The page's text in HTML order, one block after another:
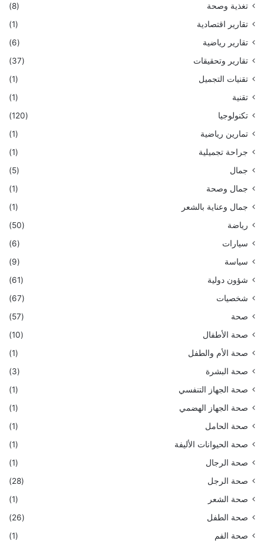
تغذية وصحة
(8)
تقارير اقتصادية
(1)
تقارير رياضية
(6)
تقارير وتحقيقات
(37)
تقنيات التجميل
(1)
تقنية
(1)
تكنولوجيا
(120)
تمارين رياضية
(1)
جراحة تجميلية
(1)
جمال
(5)
جمال وصحة
(1)
جمال وعناية بالشعر
(1)
رياضة
(50)
سيارات
(6)
سياسة
(9)
شؤون دولية
(61)
شخصيات
(67)
صحة
(57)
صحة الأطفال
(10)
صحة الأم والطفل
(1)
صحة البشرة
(3)
صحة الجهاز التنفسي
(1)
صحة الجهاز الهضمي
(1)
صحة الحامل
(1)
صحة الحيوانات الأليفة
(1)
صحة الرجال
(1)
صحة الرجل
(28)
صحة الشعر
(1)
صحة الطفل
(26)
صحة الفم
(1)